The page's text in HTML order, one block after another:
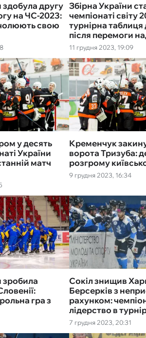
здобула другу
на ЧС-2023:
свою
11 грудня 2023, 19:09
Збірна України
чемпіонаті світу
турнірна таблиця
після перемоги
у десять
України
матч
9 грудня 2023, 16:34
Кременчук
ворота Тризуба:
розгрому
зробила
гра з
7 грудня 2023, 20:31
Сокіл знищив
Берсерків з
рахунком:
лідерство в